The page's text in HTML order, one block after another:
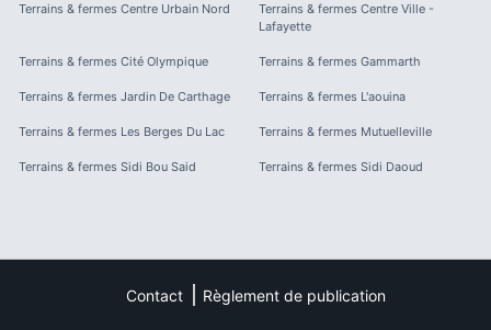
Terrains & fermes Centre Urbain Nord Terrains & fermes Centre Ville -
Lafayette
Terrains & fermes Cité Olympique Terrains & fermes Gammarth
Terrains & fermes Jardin De Carthage Terrains & fermes L'aouina
Terrains & fermes Les Berges Du Lac Terrains & fermes Mutuelleville
Terrains & fermes Sidi Bou Said Terrains & fermes Sidi Daoud
Contact Règlement de publication